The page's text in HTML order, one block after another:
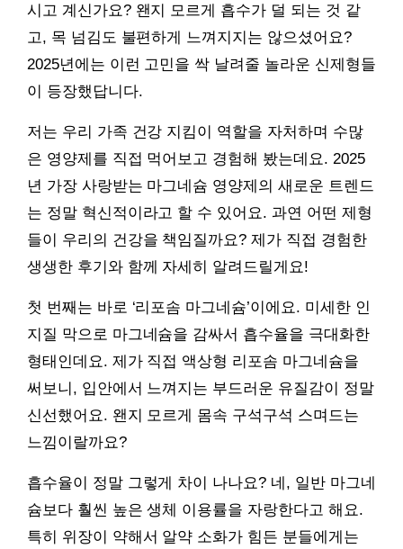
시고 계신가요? 왠지 모르게 흡수가 덜 되는 것 같
고, 목 넘김도 불편하게 느껴지지는 않으셨어요?
2025년에는 이런 고민을 싹 날려줄 놀라운 신제형들
이 등장했답니다.
저는 우리 가족 건강 지킴이 역할을 자처하며 수많
은 영양제를 직접 먹어보고 경험해 봤는데요. 2025
년 가장 사랑받는 마그네슘 영양제의 새로운 트렌드
는 정말 혁신적이라고 할 수 있어요. 과연 어떤 제형
들이 우리의 건강을 책임질까요? 제가 직접 경험한
생생한 후기와 함께 자세히 알려드릴게요!
첫 번째는 바로 ‘리포솜 마그네슘’이에요. 미세한 인
지질 막으로 마그네슘을 감싸서 흡수율을 극대화한
형태인데요. 제가 직접 액상형 리포솜 마그네슘을
써보니, 입안에서 느껴지는 부드러운 유질감이 정말
신선했어요. 왠지 모르게 몸속 구석구석 스며드는
느낌이랄까요?
흡수율이 정말 그렇게 차이 나나요? 네, 일반 마그네
슘보다 훨씬 높은 생체 이용률을 자랑한다고 해요.
특히 위장이 약해서 알약 소화가 힘든 분들에게는